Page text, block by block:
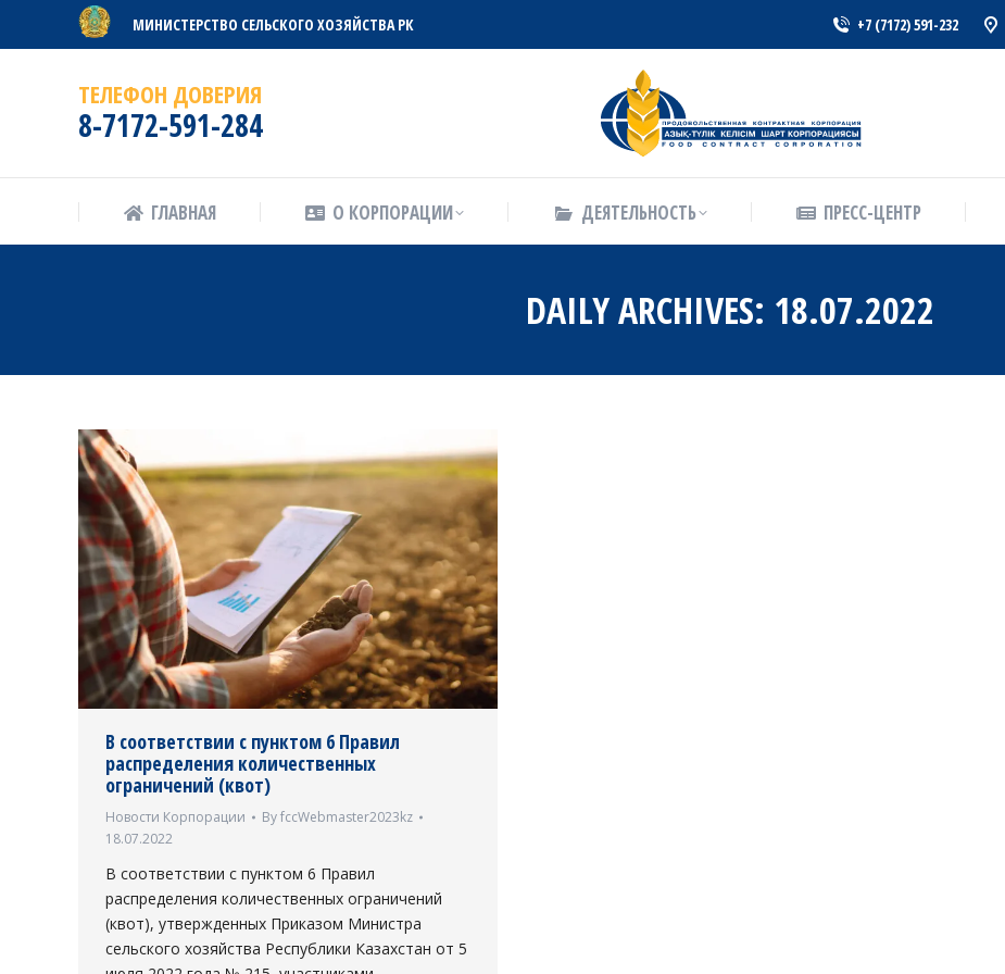
МИНИСТЕРСТВО СЕЛЬСКОГО ХОЗЯЙСТВА РК +7 (7172) 591-232
ТЕЛЕФОН ДОВЕРИЯ
8-7172-591-284
ГЛАВНАЯ О КОРПОРАЦИИ ДЕЯТЕЛЬНОСТЬ ПРЕСС-ЦЕНТР
DAILY ARCHIVES: 18.07.2022
В соответствии с пунктом 6 Правил
распределения количественных
ограничений (квот)
Новости Корпорации ByfccWebmaster2023kz
18.07.2022
В соответствии с пунктом 6 Правил
распределения количественных ограничений
(квот), утвержденных Приказом Министра
сельского хозяйства Республики Казахстан от 5
ГЛАВНАЯ О КОРПОРАЦИИ ПРЕСС-ЦЕНТР